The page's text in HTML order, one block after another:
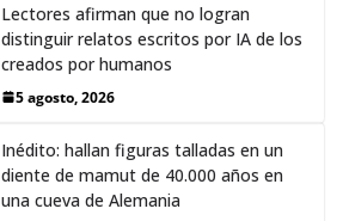
Lectores afirman que no logran
distinguir relatos escritos por IA de los
creados por humanos
5 agosto, 2026
Inédito: hallan figuras talladas en un
diente de mamut de 40.000 años en
una cueva de Alemania